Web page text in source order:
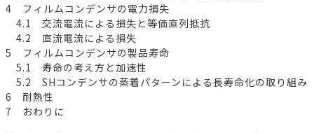
4 フィルムコンデンサの電力損失
4.1 交流電流による損失と等価直列抵抗
4.2 直流電流による損失
5 フィルムコンデンサの製品寿命
5.1 寿命の考え方と加速性
5.2 SHコンデンサの蒸着パターンによる長寿命化の取り組み
6 耐熱性
7 おわりに